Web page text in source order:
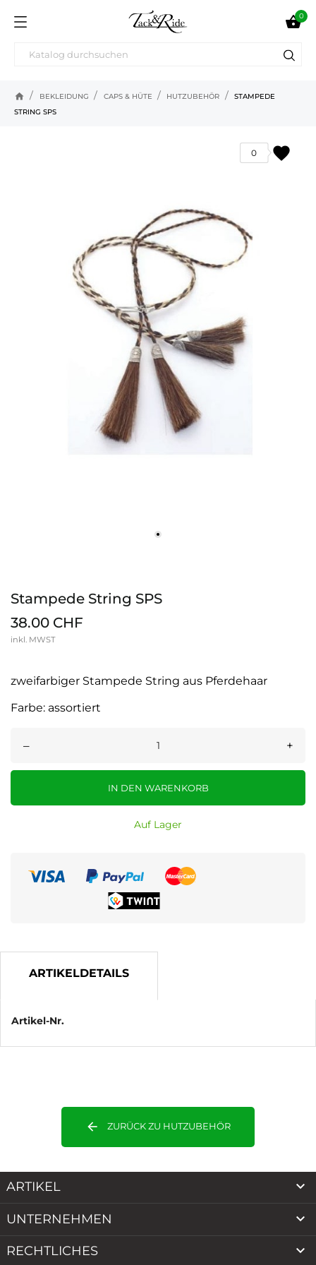
0
home BEKLEIDUNG CAPS & HÜTE HUTZUBEHÖR
STAMPEDE
STRING SPS
favorite
0
Stampede String SPS
38.00 CHF
inkl. MWST
zweifarbiger Stampede String aus Pferdehaar
Farbe: assortiert
– +
IN DEN WARENKORB
Auf Lager
ARTIKELDETAILS
Artikel-Nr.
arrow_back ZURÜCK ZU HUTZUBEHÖR
ARTIKEL 
UNTERNEHMEN 
RECHTLICHES 